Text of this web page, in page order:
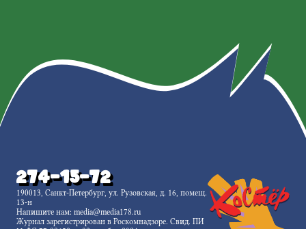
274-15-72
190013, Санкт-Петербург, ул. Рузовская, д. 16, помещ.
13-н
Напишите нам: media@media178.ru
Журнал зарегистрирован в Роскомнадзоре. Свид. ПИ